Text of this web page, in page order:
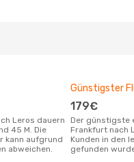
45 M. Die
kann aufgrund
abweichen.
Günstigster
179€
Der günstigste einfache Flug von
Frankfurt nach
Kunden in den
gefunden